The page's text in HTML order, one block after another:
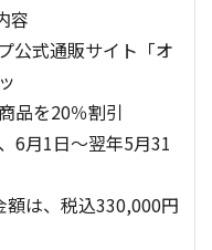
容
式通販サイト「オ
を20％割引
1日～翌年5月31
、税込330,000円